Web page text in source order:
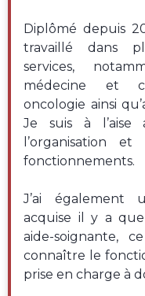
Diplômé depuis
travaillé dans
services,
médecine et
oncologie ainsi
Je suis à l’aise
l’organisation
fonctionnements.
J’ai également
acquise il y a
aide-soignante,
connaître le
prise en charge à